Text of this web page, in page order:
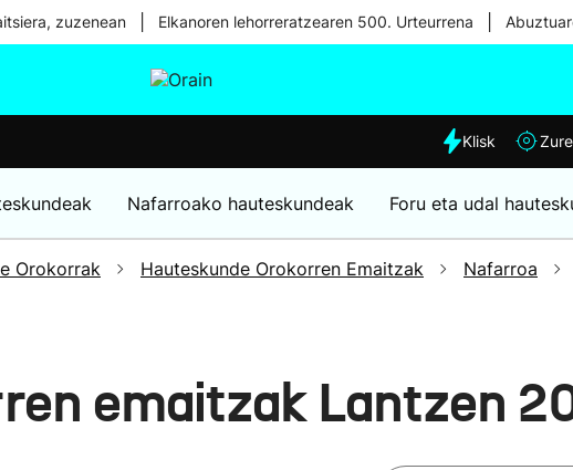
zuzenean Elkanoren lehorreratzearen 500. Urteurrena
Eguraldia
Klisk
Nafarroako hauteskundeak Foru eta udal
Orokorrak Hauteskunde Orokorren Emaitzak Nafarroa
emaitzak Lantzen